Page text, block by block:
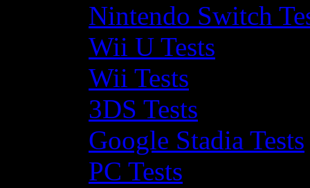
Nintendo Switch
Wii U Tests
Wii Tests
3DS Tests
Google Stadia Tests
PC Tests